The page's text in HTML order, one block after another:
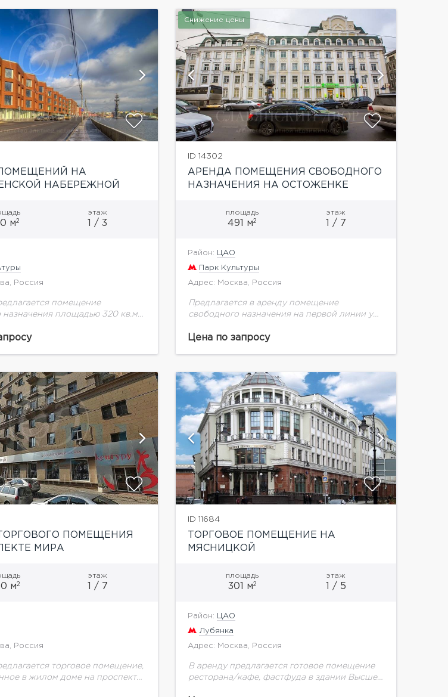
НА
НАБЕРЕЖНОЙ
м2
этаж
1 / 3
Россия
помещение
назначения площадью 320 кв.м.
1 этаж - STREET-RETAIL с
Снижение цены
ID 14302
АРЕНДА ПОМЕЩЕНИЯ СВОБОДНОГО
НАЗНАЧЕНИЯ НА ОСТОЖЕНКЕ
площадь
491 м2
этаж
1 / 7
Район: ЦАО
Парк Культуры
Адрес: Москва, Россия
Предлагается в аренду помещение
свободного назначения на первой линии ул.
располагается на первом этаже жилого дома
Цена по запросу
ПОМЕЩЕНИЯ
МИРА
м2
этаж
1 / 7
Россия
торговое помещение,
в жилом доме на проспекте
ID 11684
ТОРГОВОЕ ПОМЕЩЕНИЕ НА
МЯСНИЦКОЙ
площадь
301 м2
этаж
1 / 5
Район: ЦАО
Лубянка
Адрес: Москва, Россия
В аренду предлагается готовое помещение
ресторана/кафе, фастфуда в здании Высшей